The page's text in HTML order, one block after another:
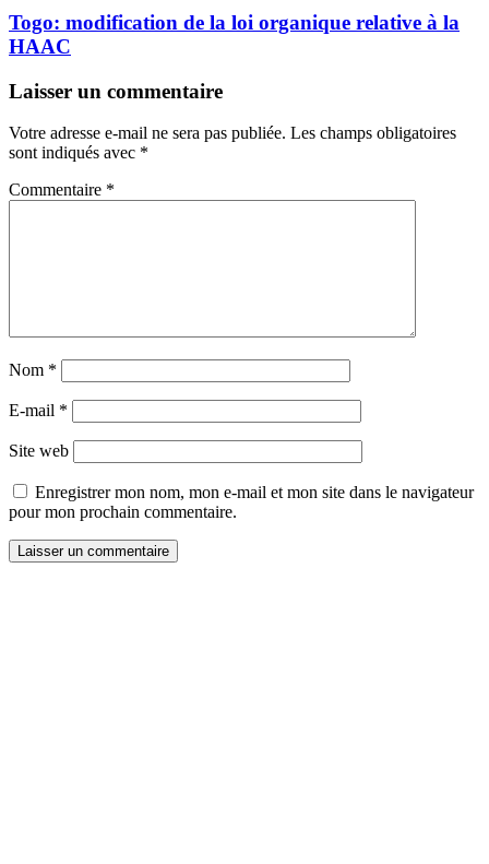
Togo: modification de la loi organique relative à la
HAAC
Laisser un commentaire
Votre adresse e-mail ne sera pas publiée. Les champs obligatoires
sont indiqués avec *
Commentaire *
Nom *
E-mail *
Site web
Enregistrer mon nom, mon e-mail et mon site dans le navigateur
pour mon prochain commentaire.